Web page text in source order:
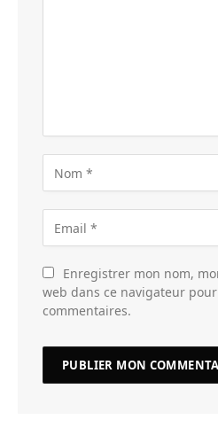
Enregistrer mon nom,
web dans ce navigateur
commentaires.